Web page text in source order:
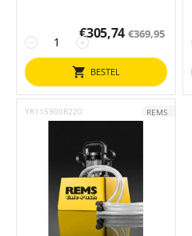
+
−
€305,74 €369,95
BESTEL
YR115900R220 REMS